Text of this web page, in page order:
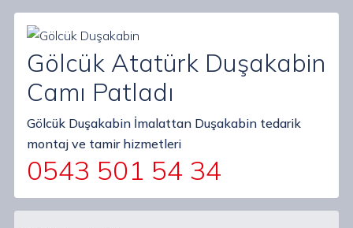
Gölcük Atatürk Duşakabin
Camı Patladı
Gölcük Duşakabin İmalattan Duşakabin tedarik
montaj ve tamir hizmetleri
0543 501 54 34